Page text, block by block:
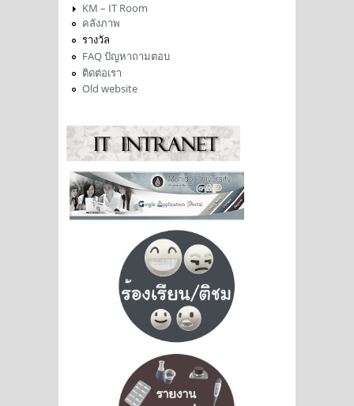
KM – IT Room
คลังภาพ
รางวัล
FAQ ปัญหาถามตอบ
ติดต่อเรา
Old website